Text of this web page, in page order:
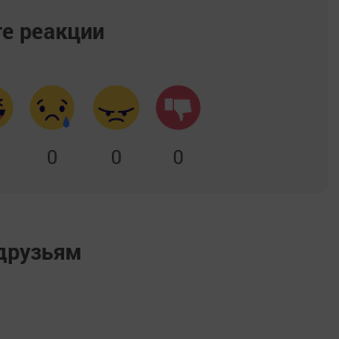
реакции
0 0 0